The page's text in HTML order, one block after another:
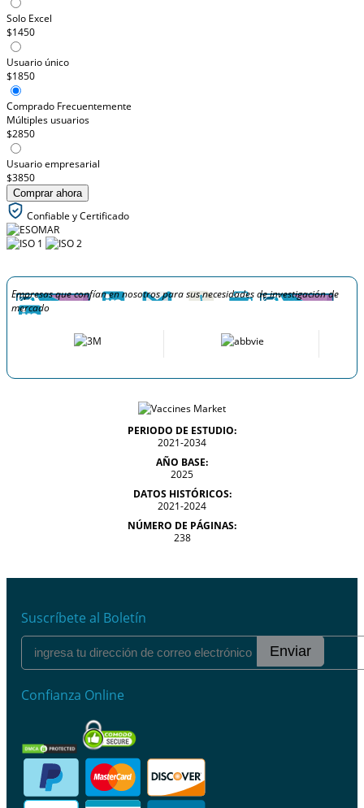
Solo Excel
$1450
Usuario único
$1850
Comprado Frecuentemente
Múltiples usuarios
$2850
Usuario empresarial
$3850
Comprar ahora
Confiable y Certificado
Empresas que confían en nosotros para sus necesidades de investigación de
mercado
PERIODO DE ESTUDIO:
2021-2034
AÑO BASE:
2025
DATOS HISTÓRICOS:
2021-2024
NÚMERO DE PÁGINAS:
238
Suscríbete al Boletín
Enviar
Confianza Online